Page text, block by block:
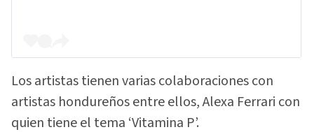
Los artistas tienen varias colaboraciones con
artistas hondureños entre ellos, Alexa Ferrari con
quien tiene el tema ‘Vitamina P’.